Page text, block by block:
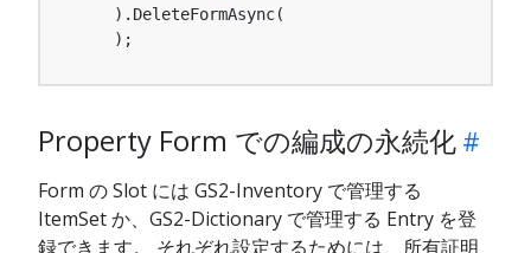
    ).DeleteFormAsync(
    );
Property Form での編成の永続化
Form の Slot には GS2-Inventory で管理する
ItemSet か、GS2-Dictionary で管理する Entry を登
録できます。 それぞれ設定するためには、所有証明